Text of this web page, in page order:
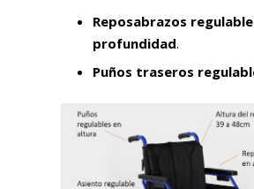
Reposabrazos
profundidad.
Puños traseros